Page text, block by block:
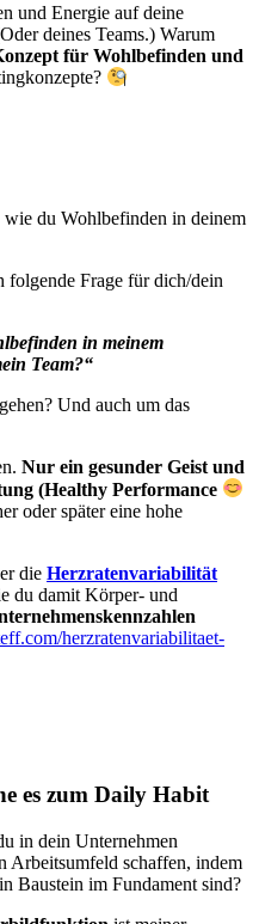
und Energie auf deine
deines Teams.) Warum
für Wohlbefinden und
du Wohlbefinden in deinem
folgende Frage für dich/dein
in meinem
Team?“
Und auch um das
Nur ein gesunder Geist und
(Healthy Performance
oder später eine hohe
die Herzratenvariabilität
du damit Körper- und
herzratenvariabilitaet-
es zum Daily Habit
in dein Unternehmen
Arbeitsumfeld schaffen, indem
Baustein im Fundament sind?